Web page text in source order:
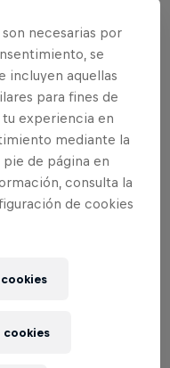
europeo.
necesarias por
se
incluyen aquellas
para fines de
experiencia en
mediante la
de página en
consulta la
de cookies